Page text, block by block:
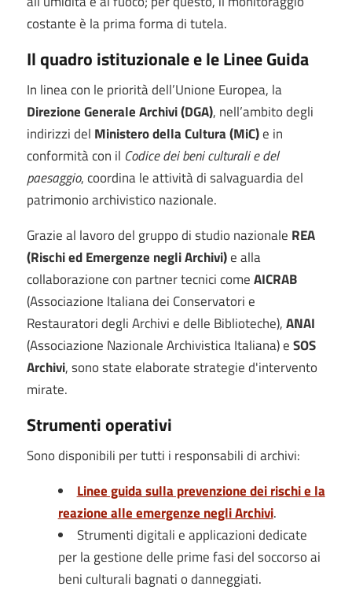
costante è la prima forma di tutela.
Il quadro istituzionale e le Linee Guida
In linea con le priorità dell’Unione Europea, la
Direzione Generale Archivi (DGA), nell’ambito degli
indirizzi del Ministero della Cultura (MiC)e in
conformità con il Codice dei beni culturali e del
paesaggio, coordina le attività di salvaguardia del
patrimonio archivistico nazionale.
Grazie al lavoro del gruppo di studio nazionale REA
(Rischi ed Emergenze negli Archivi)e alla
collaborazione con partner tecnici comeAICRAB
(Associazione Italiana dei Conservatori e
Restauratori degli Archivi e delle Biblioteche),ANAI
(Associazione Nazionale Archivistica Italiana) eSOS
Archivi, sono state elaborate strategie d'intervento
mirate.
Strumenti operativi
Sono disponibili per tutti i responsabili di archivi:
Linee guida sulla prevenzione dei rischi e la
reazione alle emergenze negli Archivi.
Strumenti digitali e applicazioni dedicate
per la gestione delle prime fasi del soccorso ai
beni culturali bagnati o danneggiati.